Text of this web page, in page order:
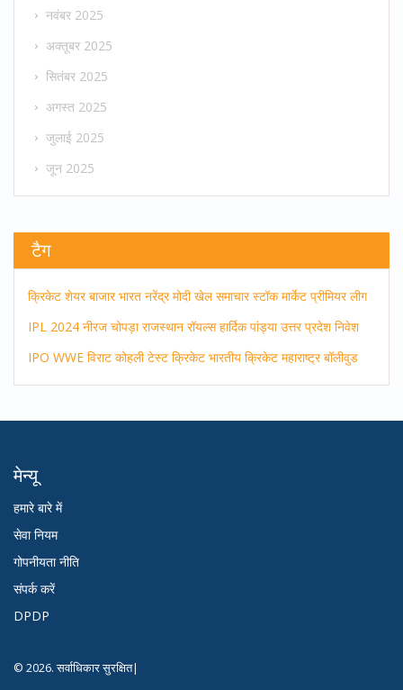
नवंबर 2025
अक्तूबर 2025
सितंबर 2025
अगस्त 2025
जुलाई 2025
जून 2025
टैग
क्रिकेट शेयर बाजार भारत नरेंद्र मोदी खेल समाचार स्टॉक मार्केट प्रीमियर लीग
IPL 2024 नीरज चोपड़ा राजस्थान रॉयल्स हार्दिक पांड्या उत्तर प्रदेश निवेश
IPO WWE विराट कोहली टेस्ट क्रिकेट भारतीय क्रिकेट महाराष्ट्र बॉलीवुड
मेन्यू
हमारे बारे में
सेवा नियम
गोपनीयता नीति
संपर्क करें
DPDP
© 2026. सर्वाधिकार सुरक्षित|